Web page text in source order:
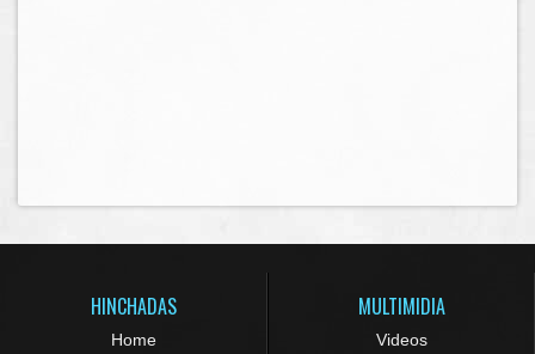
HINCHADAS
Home
MULTIMIDIA
Videos